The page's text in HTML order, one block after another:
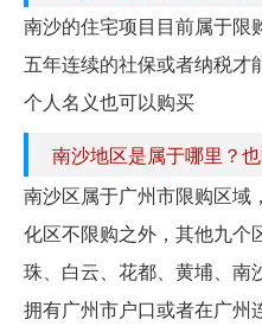
南沙的住宅项目目前属于限
五年连续的社保或者纳税才
个人名义也可以购买
南沙地区是属于哪里？
南沙区属于广州市限购区域
化区不限购之外，其他九个
珠、白云、花都、黄埔、南
拥有广州市户口或者在广州